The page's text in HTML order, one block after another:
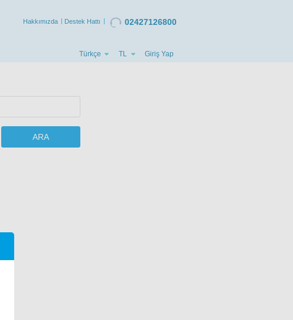
Hakkımızda Destek Hattı 02427126800
Türkçe TL Giriş Yap
ARA